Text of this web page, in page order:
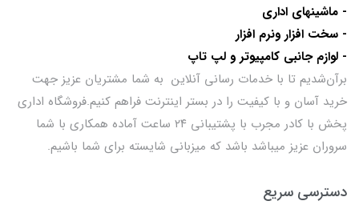
- ماشینهای اداری
- سخت افزار ونرم افزار
- لوازم جانبی کامپیوتر و لپ تاپ
برآن‌شدیم تا با خدمات رسانی آنلاین به شما مشتریان عزیز جهت
خرید آسان و با کیفیت را در بستر اینترنت فراهم کنیم.فروشگاه اداری
پخش با کادر مجرب با پشتیبانی ۲۴ ساعت آماده همکاری با شما
سروران عزیز میباشد باشد که میزبانی شایسته برای شما باشیم.
دسترسی سریع